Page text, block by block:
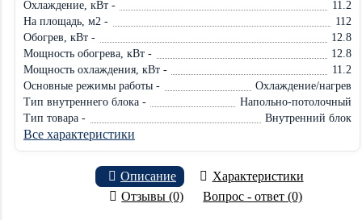
Охлаждение, кВт -
11.2
На площадь, м2 -
112
Обогрев, кВт -
12.8
Мощность обогрева, кВт -
12.8
Мощность охлаждения, кВт -
11.2
Основные режимы работы -
Охлаждение/нагрев
Тип внутреннего блока -
Напольно-потолочный
Тип товара -
Внутренний блок
Все характеристики
Описание
Характеристики
Отзывы (0)
Вопрос - ответ (0)